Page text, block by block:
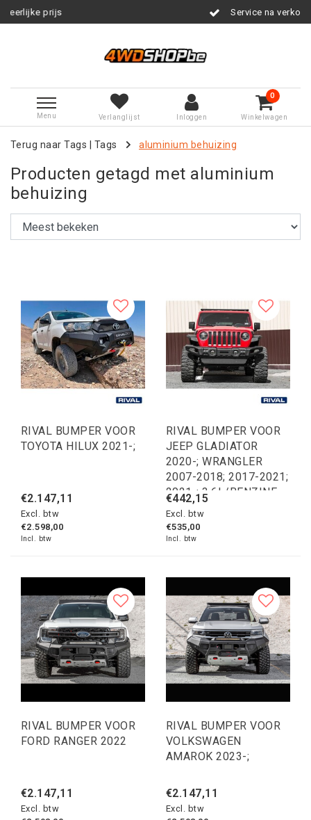
Service na verkoop
Menu Verlanglijst Inloggen
0
Winkelwagen
Terug naar Tags Tags aluminium behuizing
Producten getagd met aluminium
behuizing
RIVAL BUMPER VOOR
TOYOTA HILUX 2021-;
€2.147,11
Excl. btw
€2.598,00
Incl. btw
RIVAL BUMPER VOOR
JEEP GLADIATOR
2020-; WRANGLER
2007-2018; 2017-2021;
2021-; 3.6L/BENZINE
€442,15
Excl. btw
€535,00
Incl. btw
RIVAL BUMPER VOOR
FORD RANGER 2022
€2.147,11
Excl. btw
RIVAL BUMPER VOOR
VOLKSWAGEN
AMAROK 2023-;
€2.147,11
Excl. btw